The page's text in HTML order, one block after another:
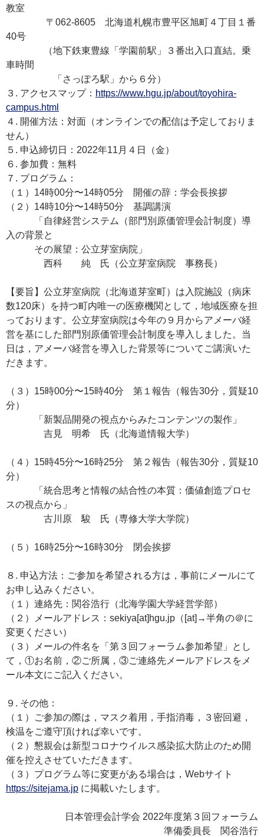
教室
〒062-8605 北海道札幌市豊平区旭町４丁目１番
40号
（地下鉄東豊線「学園前駅」３番出入口直結。乗
車時間
「さっぽろ駅」から６分）
３. アクセスマップ： https://www.hgu.jp/about/toyohira-
campus.html
４. 開催方法：対面（オンラインでの配信は予定しておりま
せん）
５. 申込締切日：2022年11月４日（金）
６. 参加費：無料
７. プログラム：
（１）14時00分〜14時05分 開催の辞：学会長挨拶
（２）14時10分〜14時50分 基調講演
「自律経営システム（部門別原価管理会計制度）導
入の背景と
その展望：公立芽室病院」
西科 純 氏（公立芽室病院 事務長）
【要旨】公立芽室病院（北海道芽室町）は入院施設（病床
数120床）を持つ町内唯一の医療機関として，地域医療を担
っております。公立芽室病院は今年の９月からアメーバ経
営を基にした部門別原価管理会計制度を導入しました。当
日は，アメーバ経営を導入した背景等についてご講演いた
だきます。
（３）15時00分〜15時40分 第１報告（報告30分，質疑10
分）
「新製品開発の視点からみたコンテンツの製作」
吉見 明希 氏（北海道情報大学）
（４）15時45分〜16時25分 第２報告（報告30分，質疑10
分）
「統合思考と情報の結合性の本質：価値創造プロセ
スの視点から」
古川原 駿 氏（専修大学大学院）
（５）16時25分〜16時30分 閉会挨拶
８. 申込方法：ご参加を希望される方は，事前にメールにて
お申し込みください。
（１）連絡先：関谷浩行（北海学園大学経営学部）
（２）メールアドレス：sekiya[at]hgu.jp（[at]→半角の＠に
変更ください）
（３）メールの件名を「第３回フォーラム参加希望」とし
て，①お名前，②ご所属，③ご連絡先メールアドレスをメ
ール本文にご記入ください。
９. その他：
（１）ご参加の際は，マスク着用，手指消毒，３密回避，
検温をご遵守頂ければ幸いです。
（２）懇親会は新型コロナウイルス感染拡大防止のため開
催を控えさせていただきます。
（３）プログラム等に変更がある場合は，Webサイト
https://sitejama.jp に掲載いたします。
日本管理会計学会 2022年度第３回フォーラム
準備委員長 関谷浩行